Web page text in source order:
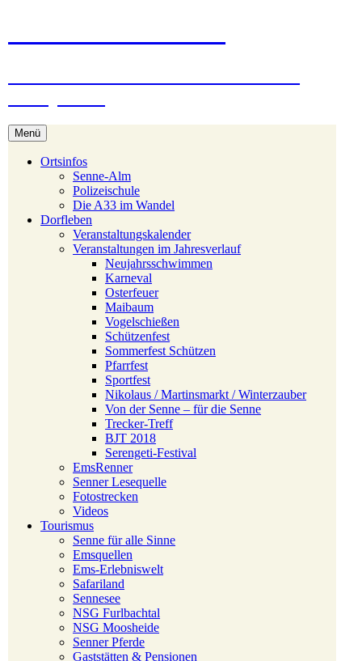
Menü
Ortsinfos
Senne-Alm
Polizeischule
Die A33 im Wandel
Dorfleben
Veranstaltungskalender
Veranstaltungen im Jahresverlauf
Neujahrsschwimmen
Karneval
Osterfeuer
Maibaum
Vogelschießen
Schützenfest
Sommerfest Schützen
Pfarrfest
Sportfest
Nikolaus / Martinsmarkt / Winterzauber
Von der Senne – für die Senne
Trecker-Treff
BJT 2018
Serengeti-Festival
EmsRenner
Senner Lesequelle
Fotostrecken
Videos
Tourismus
Senne für alle Sinne
Emsquellen
Ems-Erlebniswelt
Safariland
Sennesee
NSG Furlbachtal
NSG Moosheide
Senner Pferde
Gaststätten & Pensionen